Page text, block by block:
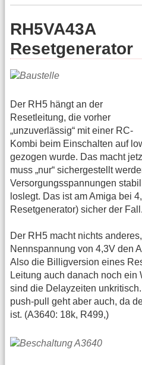
RH5VA43A
Resetgenerator
Der RH5 hängt an der
Resetleitung, die vorher
„unzuverlässig“ mit einer RC-
Kombi beim Einschalten auf
gezogen wurde. Das macht
muss „nur“ sichergestellt
Versorgungsspannungen
loslegt. Das ist am Amiga bei
Resetgenerator) sicher der Fall.
Der RH5 macht nichts
Nennspannung von 4,3V den
Also die Billigversion eines
Leitung auch danach noch ein
sind die Delayzeiten
push-pull geht aber auch, da
ist. (A3640: 18k, R499,)